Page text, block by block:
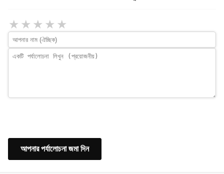
★
★
★
★
★
আপনার পর্যালোচনা জমা দিন